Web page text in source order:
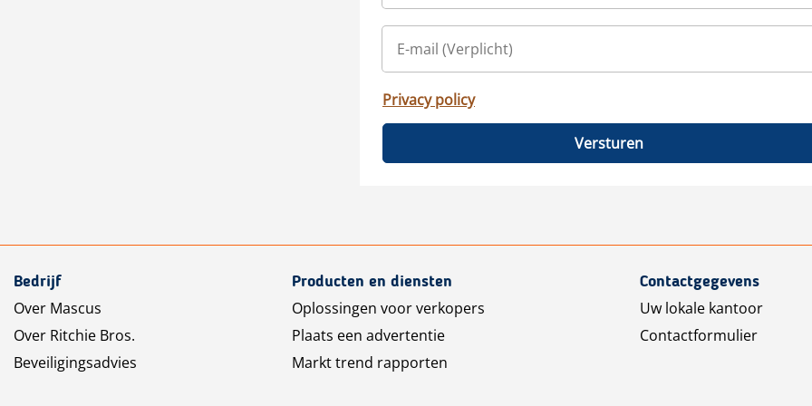
Privacy policy
Versturen
Bedrijf
Over Mascus
Over Ritchie Bros.
Beveiligingsadvies
Producten en diensten
Oplossingen voor verkopers
Plaats een advertentie
Markt trend rapporten
Contactgegevens
Uw lokale kantoor
Contactformulier